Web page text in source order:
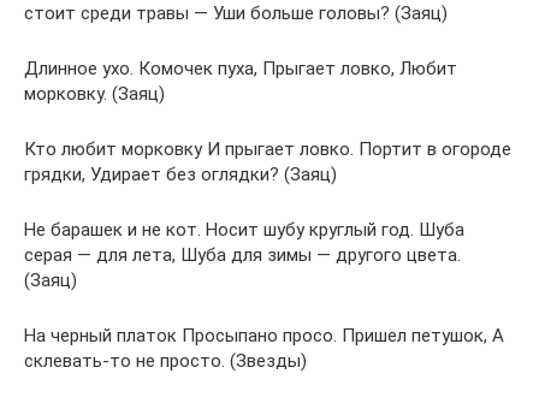
стоит среди травы — Уши больше головы? (Заяц)
Длинное ухо. Комочек пуха, Прыгает ловко, Любит
морковку. (Заяц)
Кто любит морковку И прыгает ловко. Портит в огороде
грядки, Удирает без оглядки? (Заяц)
Не барашек и не кот. Носит шубу круглый год. Шуба
серая — для лета, Шуба для зимы — другого цвета.
(Заяц)
На черный платок Просыпано просо. Пришел петушок, А
склевать-то не просто. (Звезды)